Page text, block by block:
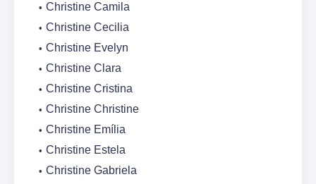
Christine Camila
Christine Cecilia
Christine Evelyn
Christine Clara
Christine Cristina
Christine Christine
Christine Emília
Christine Estela
Christine Gabriela